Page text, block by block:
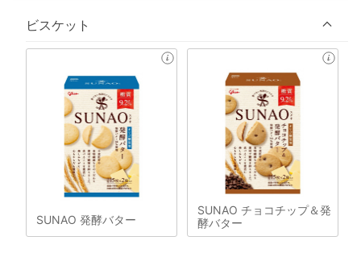
ビスケット
SUNAO 発酵バター
SUNAO チョコチップ＆発
酵バター